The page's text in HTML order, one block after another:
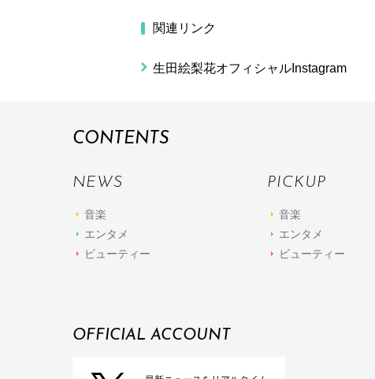
関連リンク
生田絵梨花オフィシャルInstagram
CONTENTS
NEWS
音楽
エンタメ
ビューティー
PICKUP
音楽
エンタメ
ビューティー
OFFICIAL ACCOUNT